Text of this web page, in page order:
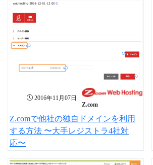
2016年11月07日
Z.com
Z.comで他社の独自ドメインを利用
する方法 〜大手レジストラ4社対
応〜